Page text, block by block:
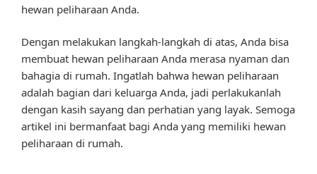
hewan peliharaan Anda.
Dengan melakukan langkah-langkah di atas, Anda bisa
membuat hewan peliharaan Anda merasa nyaman dan
bahagia di rumah. Ingatlah bahwa hewan peliharaan
adalah bagian dari keluarga Anda, jadi perlakukanlah
dengan kasih sayang dan perhatian yang layak. Semoga
artikel ini bermanfaat bagi Anda yang memiliki hewan
peliharaan di rumah.